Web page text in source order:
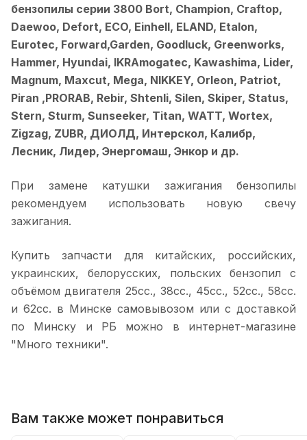
бензопилы серии 3800 Bort, Champion, Craftop,
Daewoo, Defort, ECO, Einhell, ELAND, Etalon,
Eurotec, Forward,Garden, Goodluck, Greenworks,
Hammer, Hyundai, IKRAmogatec, Kawashima, Lider,
Magnum, Maxcut, Mega, NIKKEY, Orleon, Patriot,
Piran ,PRORAB, Rebir, Shtenli, Silen, Skiper, Status,
Stern, Sturm, Sunseeker, Titan, WATT, Wortex,
Zigzag, ZUBR, ДИОЛД, Интерскол, Калибр,
Лесник, Лидер, Энергомаш, Энкор и др.
При замене катушки зажигания бензопилы
рекомендуем использовать новую свечу
зажигания.
Купить запчасти для китайских, российских,
украинских, белорусских, польских бензопил с
объёмом двигателя 25сс., 38сс., 45сс., 52сс., 58сс.
и 62сс. в Минске самовывозом или с доставкой
по Минску и РБ можно в интернет-магазине
"Много техники".
Вам также может понравиться